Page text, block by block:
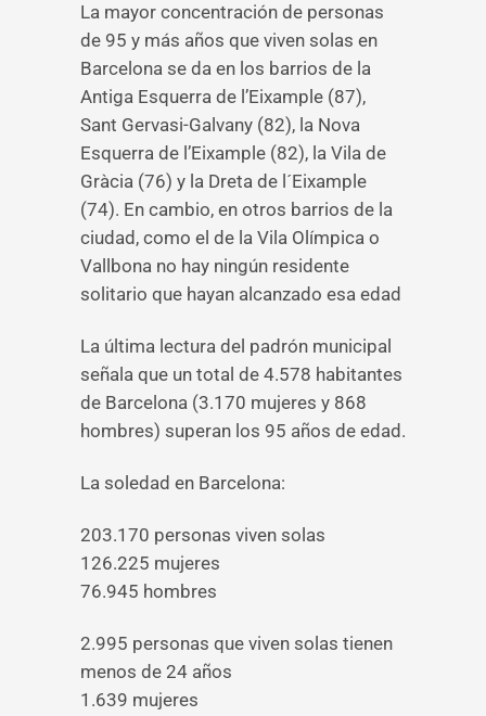
La mayor concentración de personas
de 95 y más años que viven solas en
Barcelona se da en los barrios de la
Antiga Esquerra de l’Eixample (87),
Sant Gervasi-Galvany (82), la Nova
Esquerra de l’Eixample (82), la Vila de
Gràcia (76) y la Dreta de l´Eixample
(74). En cambio, en otros barrios de la
ciudad, como el de la Vila Olímpica o
Vallbona no hay ningún residente
solitario que hayan alcanzado esa edad
La última lectura del padrón municipal
señala que un total de 4.578 habitantes
de Barcelona (3.170 mujeres y 868
hombres) superan los 95 años de edad.
La soledad en Barcelona:
203.170 personas viven solas
126.225 mujeres
76.945 hombres
2.995 personas que viven solas tienen
menos de 24 años
1.639 mujeres